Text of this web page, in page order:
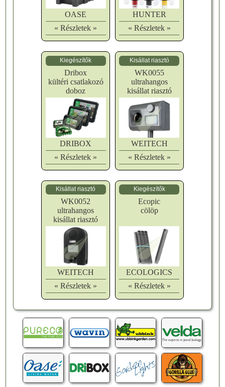
OASE
« Részletek »
HUNTER
« Részletek »
Kiegészítők
Dribox
kültéri csatlakozó
doboz
DRIBOX
« Részletek »
Kisállat riasztó
WK0055
ultrahangos
kisállat riasztó
WEITECH
« Részletek »
Kisállat riasztó
WK0052
ultrahangos
kisállat riasztó
WEITECH
« Részletek »
Kiegészítők
Ecopic
cölöp
ECOLOGICS
« Részletek »